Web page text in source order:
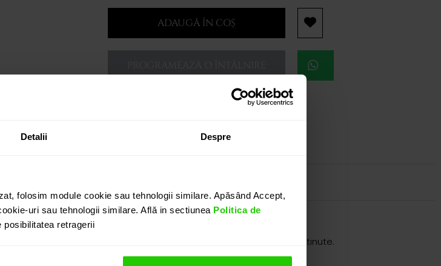
Detalii Despre
folosim module cookie sau tehnologii similare. Apăsând Accept,
uri sau tehnologii similare. Află in sectiunea Politica de
retragerii
ADAUGĂ ÎN COȘ
de cruce cu diamant este o bijuterie delicata usor de asortat oricarei tinute.
prezentata pe site cat si vizitand showroom-ul nostru.